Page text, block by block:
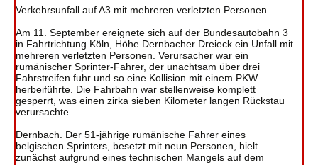
Verkehrsunfall auf A3 mit mehreren verletzten Personen
Am 11. September ereignete sich auf der Bundesautobahn 3
in Fahrtrichtung Köln, Höhe Dernbacher Dreieck ein Unfall mit
mehreren verletzten Personen. Verursacher war ein
rumänischer Sprinter-Fahrer, der unachtsam über drei
Fahrstreifen fuhr und so eine Kollision mit einem PKW
herbeiführte. Die Fahrbahn war stellenweise komplett
gesperrt, was einen zirka sieben Kilometer langen Rückstau
verursachte.
Dernbach. Der 51-jährige rumänische Fahrer eines
belgischen Sprinters, besetzt mit neun Personen, hielt
zunächst aufgrund eines technischen Mangels auf dem